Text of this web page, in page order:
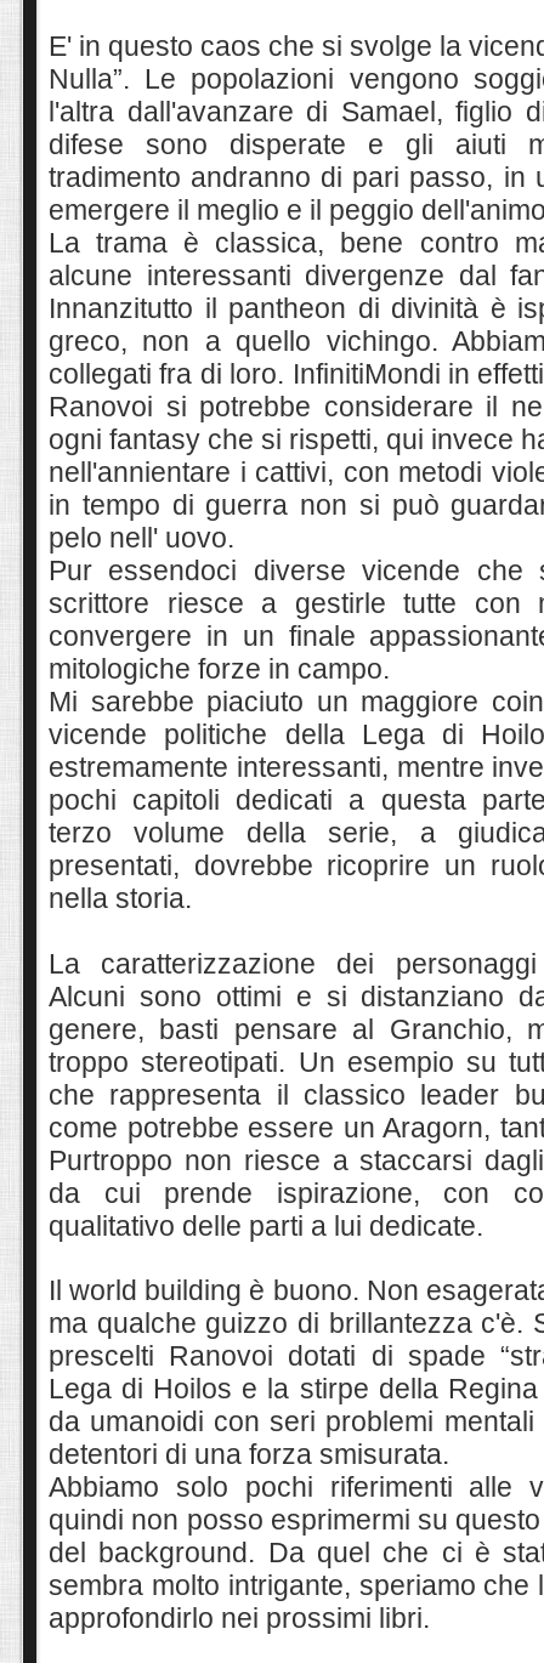
E' in questo caos che si svolge la
Nulla”. Le popolazioni vengono
l'altra dall'avanzare di Samael, figlio
difese sono disperate e gli aiuti
tradimento andranno di pari passo, in
emergere il meglio e il peggio
La trama è classica, bene contro
alcune interessanti divergenze dal
Innanzitutto il pantheon di divinità è
greco, non a quello vichingo.
collegati fra di loro. InfinitiMondi in
Ranovoi si potrebbe considerare il
ogni fantasy che si rispetti, qui invece
nell'annientare i cattivi, con metodi
in tempo di guerra non si può
pelo nell' uovo.
Pur essendoci diverse vicende che
scrittore riesce a gestirle tutte con
convergere in un finale
mitologiche forze in campo.
Mi sarebbe piaciuto un maggiore
vicende politiche della Lega di
estremamente interessanti, mentre
pochi capitoli dedicati a questa
terzo volume della serie, a
presentati, dovrebbe ricoprire un
nella storia.
La caratterizzazione dei
Alcuni sono ottimi e si distanziano
genere, basti pensare al Granchio,
troppo stereotipati. Un esempio su
che rappresenta il classico leader
come potrebbe essere un Aragorn,
Purtroppo non riesce a staccarsi
da cui prende ispirazione, con
qualitativo delle parti a lui dedicate.
Il world building è buono. Non
ma qualche guizzo di brillantezza c'è.
prescelti Ranovoi dotati di spade
Lega di Hoilos e la stirpe della
da umanoidi con seri problemi mentali
detentori di una forza smisurata.
Abbiamo solo pochi riferimenti alle
quindi non posso esprimermi su
del background. Da quel che ci è
sembra molto intrigante, speriamo che
approfondirlo nei prossimi libri.